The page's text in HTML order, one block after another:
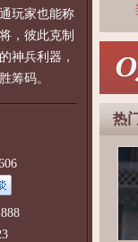
玩家也能称
，彼此克制
神兵利器，
筹码。
热